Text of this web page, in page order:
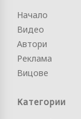
Начало
Видео
Автори
Реклама
Вицове
Категории